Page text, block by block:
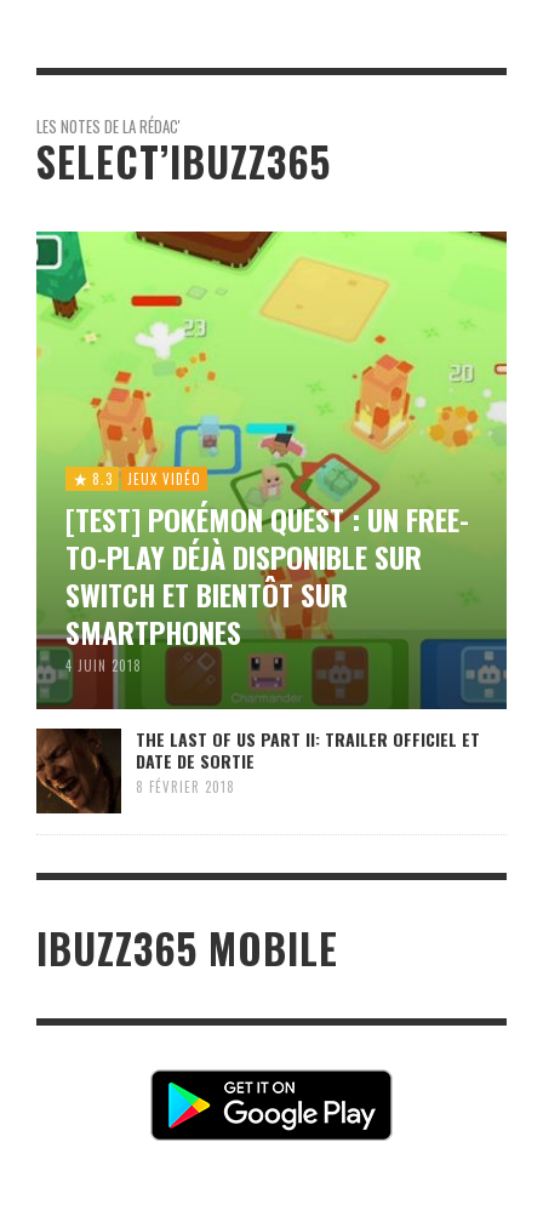
LES NOTES DE LA RÉDAC'
SELECT’IBUZZ365
8.3 JEUX VIDÉO
[TEST] POKÉMON QUEST : UN FREE-
TO-PLAY DÉJÀ DISPONIBLE SUR
SWITCH ET BIENTÔT SUR
SMARTPHONES
4 JUIN 2018
THE LAST OF US PART II: TRAILER OFFICIEL ET
DATE DE SORTIE
8 FÉVRIER 2018
IBUZZ365 MOBILE